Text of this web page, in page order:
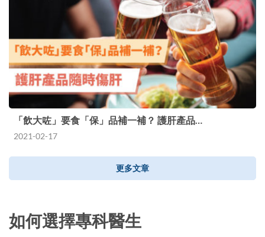
「飲大咗」要食「保」品補一補？ 護肝產品…
2021-02-17
更多文章
如何選擇專科醫生